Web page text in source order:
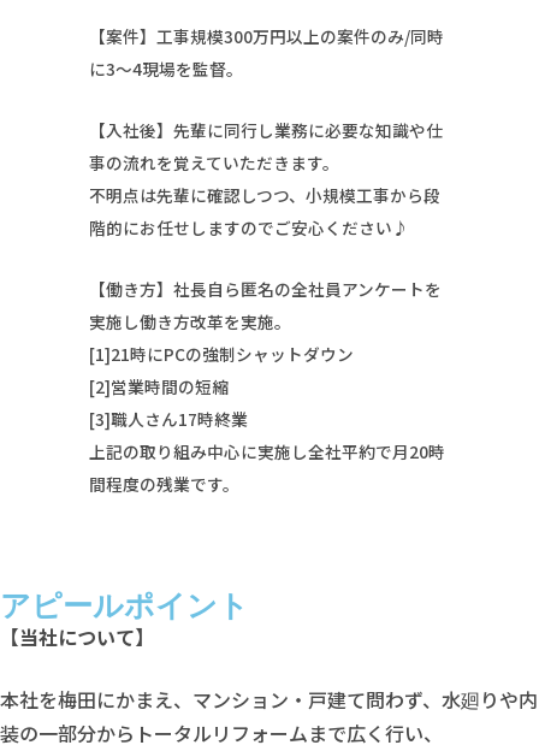
【案件】工事規模300万円以上の案件のみ/同時
に3～4現場を監督。
【入社後】先輩に同行し業務に必要な知識や仕
事の流れを覚えていただきます。
不明点は先輩に確認しつつ、小規模工事から段
階的にお任せしますのでご安心ください♪
【働き方】社長自ら匿名の全社員アンケートを
実施し働き方改革を実施。
[1]21時にPCの強制シャットダウン
[2]営業時間の短縮
[3]職人さん17時終業
上記の取り組み中心に実施し全社平約で月20時
間程度の残業です。
アピールポイント
【当社について】
本社を梅田にかまえ、マンション・戸建て問わず、水廻りや内
装の一部分からトータルリフォームまで広く行い、